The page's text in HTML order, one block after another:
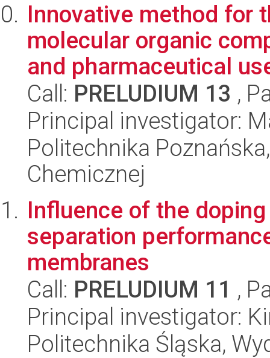
Innovative method for
molecular organic
and pharmaceutical
Call: PRELUDIUM 13 ,
Principal investigator:
Politechnika
Chemicznej
Influence of the
separation
membranes
Call: PRELUDIUM 11 ,
Principal investigator:
Politechnika Śląska,